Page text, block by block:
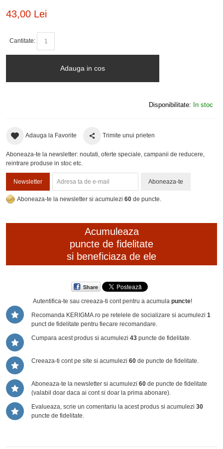
43,00 Lei
Cantitate:
Adauga in cos
Disponibilitate: In stoc
Adauga la Favorite Trimite unui prieten
Aboneaza-te la newsletter: noutati, oferte speciale, campanii de reducere,
reintrare produse in stoc etc.
Newsletter Aboneaza-te
Aboneaza-te la newsletter si acumulezi 60 de puncte.
Acumuleaza
puncte de fidelitate
si beneficiaza de ele
Share
Autentifica-te sau creeaza-ti contpentru a acumula puncte!
Recomanda KERIGMA.ro pe retelele de socializare si acumulezi 1
punct de fidelitate pentru fiecare recomandare.
Cumpara acest produs si acumulezi 43 puncte de fidelitate.
Creeaza-ti cont pe site si acumulezi 60 de puncte de fidelitate.
Aboneaza-te la newsletter si acumulezi 60 de puncte de fidelitate
(valabil doar daca ai cont si doar la prima abonare).
Evalueaza, scrie un comentariu la acest produs si acumulezi 30
puncte de fidelitate.